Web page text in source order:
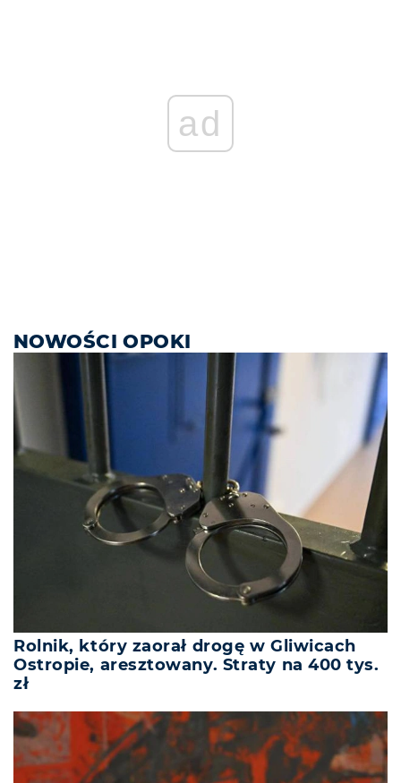
ad
NOWOŚCI OPOKI
Rolnik, który zaorał drogę w Gliwicach
Ostropie, aresztowany. Straty na 400 tys.
zł